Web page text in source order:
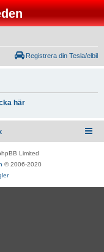
Registrera din Tesla/elbil
här
Limited
© 2006-2020